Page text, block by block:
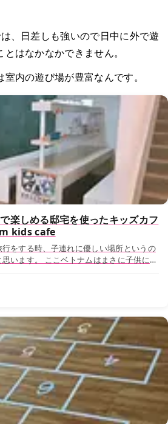
、日差しも強いので日中に外で遊
はなかなかできません。
内の遊び場が豊富なんです。
楽しめる邸宅を使ったキッズカフ
kids cafe
をする時、子連れに優しい場所というの
います。 ここベトナムはまさに子供に優